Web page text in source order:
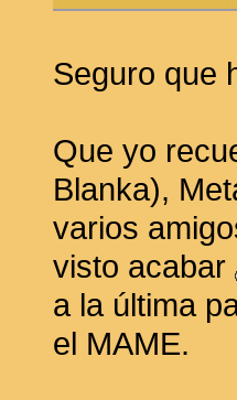
Seguro que
Que yo
Blanka),
varios
visto acabar
a la última
el MAME.